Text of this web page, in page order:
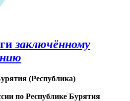
заключённому
(Республика)
по Республике Бурятия